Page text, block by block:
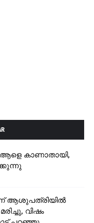
ആളെ കാണാതായി,
ആശുപത്രിയിൽ
വിഷം